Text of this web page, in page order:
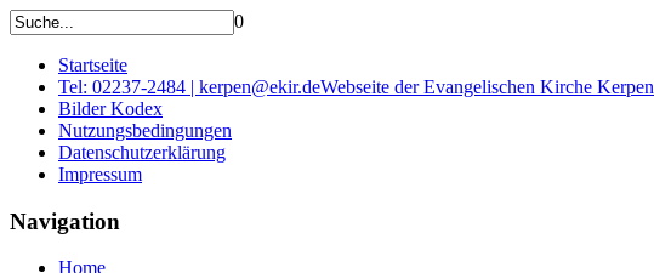
0
Startseite
Tel: 02237-2484 | kerpen@ekir.deWebseite der Evangelischen Kirche Kerpen
Bilder Kodex
Nutzungsbedingungen
Datenschutzerklärung
Impressum
Navigation
Home